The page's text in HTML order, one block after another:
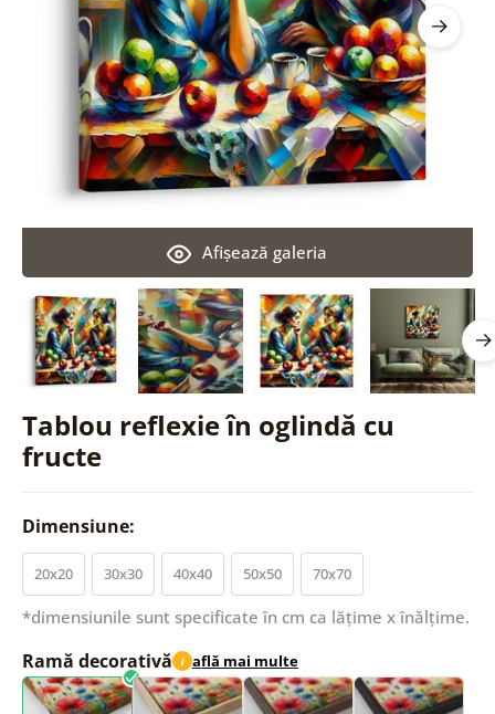
Tablou reflexie în oglindă cu
fructe
Afişează galeria
Dimensiune:
20x20 30x30 40x40 50x50 70x70
*dimensiunile sunt specificate în cm ca lățime x înălțime.
Ramă decorativă i află mai multe